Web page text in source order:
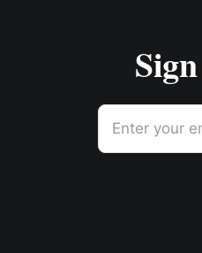
Enter your